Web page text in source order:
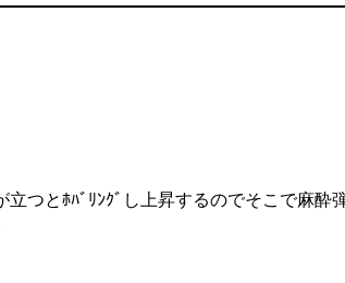
つとﾎﾊﾞﾘﾝｸﾞし上昇するのでそこで麻酔